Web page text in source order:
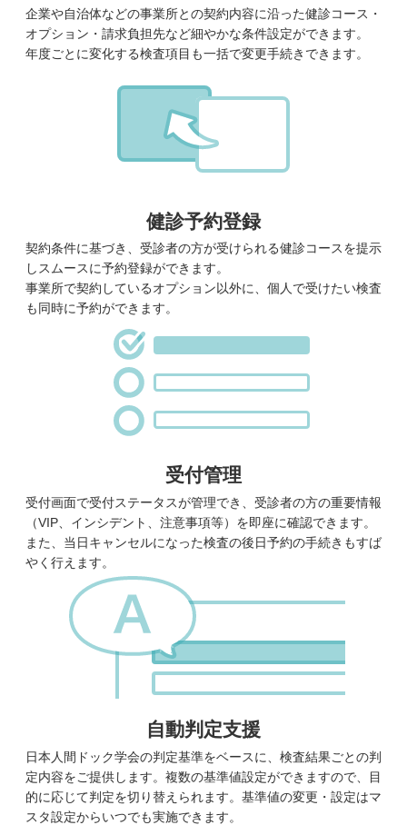
企業や自治体などの事業所との契約内容に沿った健診コース・
オプション・請求負担先など細やかな条件設定ができます。
年度ごとに変化する検査項目も一括で変更手続きできます。
健診予約登録
契約条件に基づき、受診者の方が受けられる健診コースを提示
しスムースに予約登録ができます。
事業所で契約しているオプション以外に、個人で受けたい検査
も同時に予約ができます。
受付管理
受付画面で受付ステータスが管理でき、受診者の方の重要情報
（VIP、インシデント、注意事項等）を即座に確認できます。
また、当日キャンセルになった検査の後日予約の手続きもすば
やく行えます。
自動判定支援
日本人間ドック学会の判定基準をベースに、検査結果ごとの判
定内容をご提供します。複数の基準値設定ができますので、目
的に応じて判定を切り替えられます。基準値の変更・設定はマ
スタ設定からいつでも実施できます。